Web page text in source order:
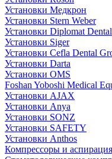
Установки Медкрон
Установки Stern Weber
Установки Diplomat Dental
Установки Siger
Установки Cefla Dental
Установки Darta
Установки OMS
Foshan Yoboshi Medical
Установки AJAX
Установки Anya
Установки SONZ
Установки SAFETY
Установки Anthos
Компрессоры и